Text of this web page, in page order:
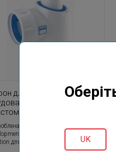
UK
для мийки Easyphon з
прокладками з
D40
в Nicoll Research &
нова технологія Co-
для сифонів серії Easyphon